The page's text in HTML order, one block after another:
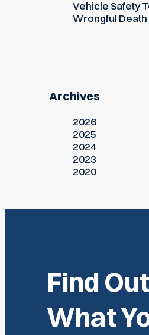
Vehicle Safety
Wrongful Death
Archives
2026
2025
2024
2023
2020
Find Out
What